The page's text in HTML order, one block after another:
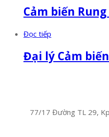
Cảm biến
Đọc tiếp
Đại lý Cảm
77/17 Đường TL 29,